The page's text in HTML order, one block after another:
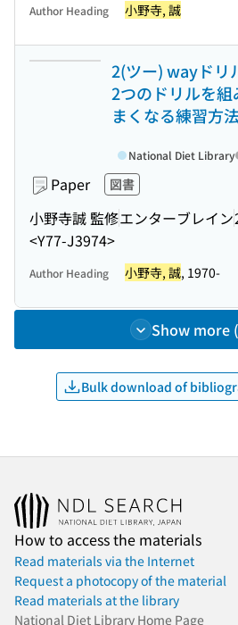
Author Heading 小野寺, 誠
2(ツー) wayドリ
2つのドリルを
まくなる練習方
Paper 図書
小野寺誠 監修エンターブレイン
<Y77-J3974>
National Diet Library
Author Heading 小野寺, 誠, 1970-
Show more
Bulk download of
How to access the materials
Read materials via the Internet
Request a photocopy of the material
Read materials at the library
National Diet Library Home Page